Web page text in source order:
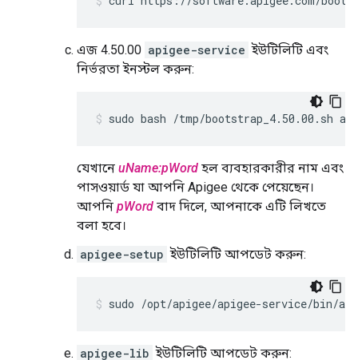
এজ 4.50.00 apigee-service ইউটিলিটি এবং
নির্ভরতা ইনস্টল করুন:
sudo bash /tmp/bootstrap_4.50.00.sh
যেখানে uName:pWord হল ব্যবহারকারীর নাম এবং
পাসওয়ার্ড যা আপনি Apigee থেকে পেয়েছেন।
আপনি pWord বাদ দিলে, আপনাকে এটি লিখতে
বলা হবে।
apigee-setup ইউটিলিটি আপডেট করুন:
sudo /opt/apigee/apigee-service/bin/
apigee-lib ইউটিলিটি আপডেট করুন: